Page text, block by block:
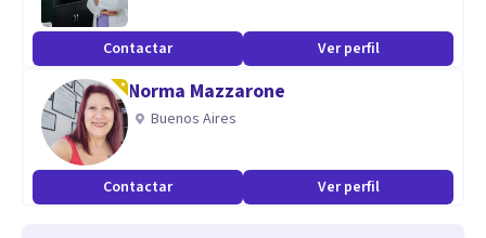
Contactar Ver perfil
Norma Mazzarone
Buenos Aires
Contactar Ver perfil